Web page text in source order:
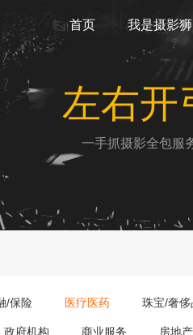
首页 我是摄影狮
左右开
一手抓摄影全包服
/保险 医疗医药 珠宝/奢侈
政府机构 商业服务 房地产